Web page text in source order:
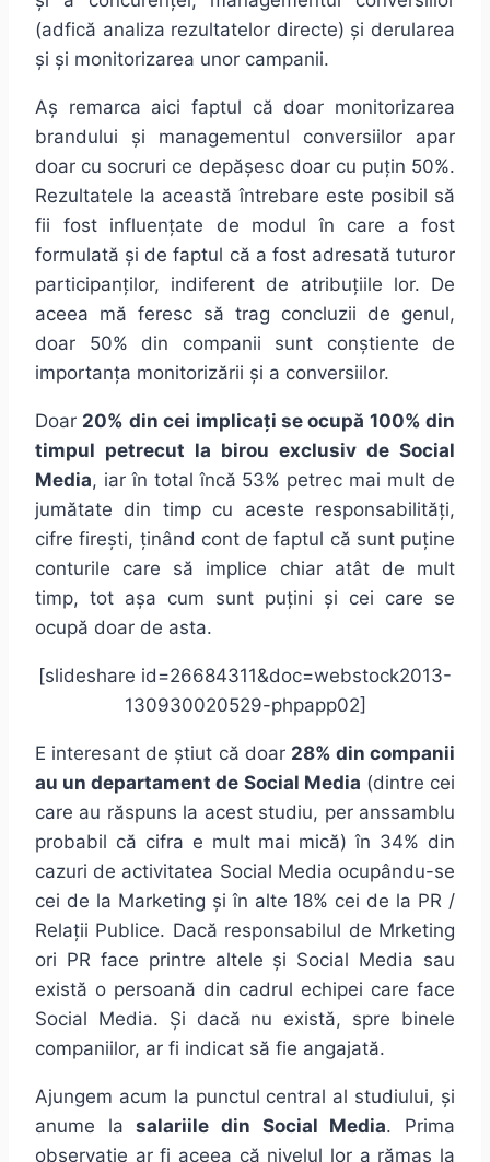
(adfică analiza rezultatelor directe) și derularea
și și monitorizarea unor campanii.
Aș remarca aici faptul că doar monitorizarea
brandului și managementul conversiilor apar
doar cu socruri ce depășesc doar cu puțin 50%.
Rezultatele la această întrebare este posibil să
fii fost influențate de modul în care a fost
formulată și de faptul că a fost adresată tuturor
participanților, indiferent de atribuțiile lor. De
aceea mă feresc să trag concluzii de genul,
doar 50% din companii sunt conștiente de
importanța monitorizării și a conversiilor.
Doar 20% din cei implicați se ocupă 100% din
timpul petrecut la birou exclusiv de Social
Media, iar în total încă 53% petrec mai mult de
jumătate din timp cu aceste responsabilități,
cifre firești, ținând cont de faptul că sunt puține
conturile care să implice chiar atât de mult
timp, tot așa cum sunt puțini și cei care se
ocupă doar de asta.
[slideshare id=26684311&doc=webstock2013-
130930020529-phpapp02]
E interesant de știut că doar 28% din companii
au un departament de Social Media (dintre cei
care au răspuns la acest studiu, per anssamblu
probabil că cifra e mult mai mică) în 34% din
cazuri de activitatea Social Media ocupându-se
cei de la Marketing și în alte 18% cei de la PR /
Relații Publice. Dacă responsabilul de Mrketing
ori PR face printre altele și Social Media sau
există o persoană din cadrul echipei care face
Social Media. Și dacă nu există, spre binele
companiilor, ar fi indicat să fie angajată.
Ajungem acum la punctul central al studiului, și
anume lasalariile din Social Media. Prima
observație ar fi aceea că nivelul lor a rămas la